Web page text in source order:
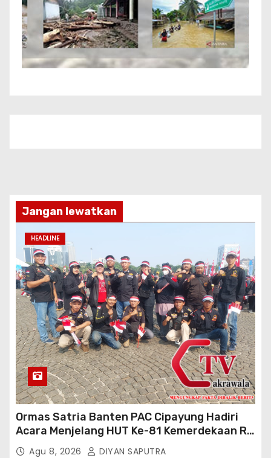
Jangan lewatkan
HEADLINE
Ormas Satria Banten PAC Cipayung Hadiri
Acara Menjelang HUT Ke-81 Kemerdekaan RI
Di Silang Monas
Agu 8, 2026 DIYAN SAPUTRA